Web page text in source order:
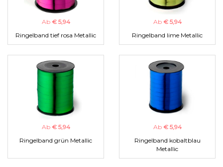
Ab € 5,94
Ringelband tief rosa Metallic
Ab € 5,94
Ringelband lime Metallic
Ab € 5,94
Ringelband grün Metallic
Ab € 5,94
Ringelband kobaltblau
Metallic